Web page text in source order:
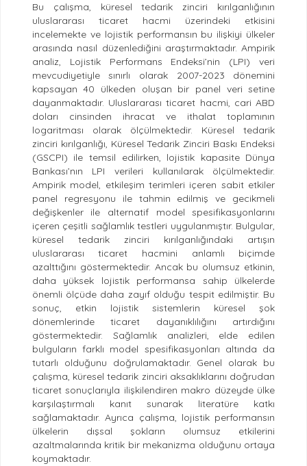
Bu çalışma, küresel tedarik zinciri kırılganlığının
uluslararası ticaret hacmi üzerindeki etkisini
incelemekte ve lojistik performansın bu ilişkiyi ülkeler
arasında nasıl düzenlediğini araştırmaktadır. Ampirik
analiz, Lojistik Performans Endeksi’nin (LPI) veri
mevcudiyetiyle sınırlı olarak 2007-2023 dönemini
kapsayan 40 ülkeden oluşan bir panel veri setine
dayanmaktadır. Uluslararası ticaret hacmi, cari ABD
doları cinsinden ihracat ve ithalat toplamının
logaritması olarak ölçülmektedir. Küresel tedarik
zinciri kırılganlığı, Küresel Tedarik Zinciri Baskı Endeksi
(GSCPI) ile temsil edilirken, lojistik kapasite Dünya
Bankası’nın LPI verileri kullanılarak ölçülmektedir.
Ampirik model, etkileşim terimleri içeren sabit etkiler
panel regresyonu ile tahmin edilmiş ve gecikmeli
değişkenler ile alternatif model spesifikasyonlarını
içeren çeşitli sağlamlık testleri uygulanmıştır. Bulgular,
küresel tedarik zinciri kırılganlığındaki artışın
uluslararası ticaret hacmini anlamlı biçimde
azalttığını göstermektedir. Ancak bu olumsuz etkinin,
daha yüksek lojistik performansa sahip ülkelerde
önemli ölçüde daha zayıf olduğu tespit edilmiştir. Bu
sonuç, etkin lojistik sistemlerin küresel şok
dönemlerinde ticaret dayanıklılığını artırdığını
göstermektedir.
Sağlamlık analizleri, elde edilen
bulguların farklı model spesifikasyonları altında da
tutarlı olduğunu doğrulamaktadır. Genel olarak bu
çalışma, küresel tedarik zinciri aksaklıklarını doğrudan
ticaret sonuçlarıyla ilişkilendiren makro düzeyde ülke
karşılaştırmalı kanıt sunarak literatüre katkı
sağlamaktadır. Ayrıca çalışma, lojistik performansın
ülkelerin dışsal şokların olumsuz etkilerini
azaltmalarında kritik bir mekanizma olduğunu ortaya
koymaktadır.